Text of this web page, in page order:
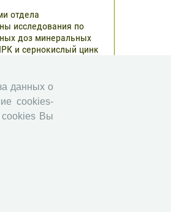
отдела
исследования по
доз минеральных
и сернокислый цинк
вестник»
оценки
области
данных о
cookies-
cookies Вы